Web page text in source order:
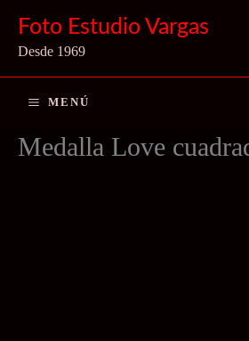
contenido
Foto Estudio Vargas
Desde 1969
MENÚ
Medalla Love